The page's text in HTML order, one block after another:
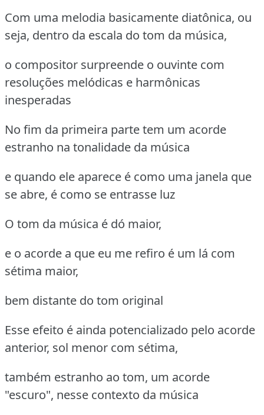
Com uma melodia basicamente diatônica, ou
seja, dentro da escala do tom da música,
o compositor surpreende o ouvinte com
resoluções melódicas e harmônicas
inesperadas
No fim da primeira parte tem um acorde
estranho na tonalidade da música
e quando ele aparece é como uma janela que
se abre, é como se entrasse luz
O tom da música é dó maior,
e o acorde a que eu me refiro é um lá com
sétima maior,
bem distante do tom original
Esse efeito é ainda potencializado pelo acorde
anterior, sol menor com sétima,
também estranho ao tom, um acorde
"escuro", nesse contexto da música